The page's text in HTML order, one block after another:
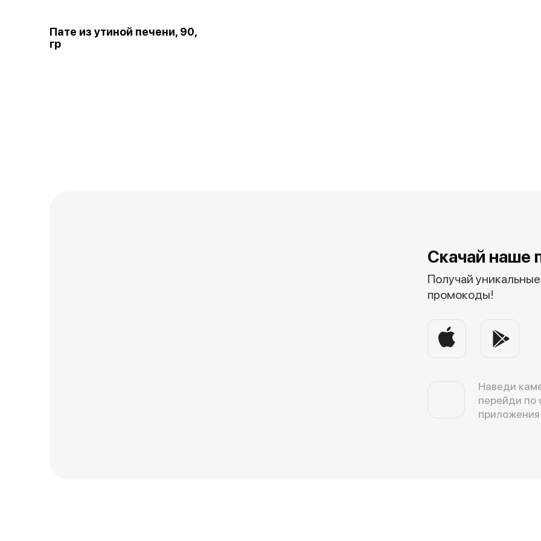
Пате из утиной печени, 90,
гр
Скачай наше
Получай
промокоды!
Наведи
перейди по
приложения